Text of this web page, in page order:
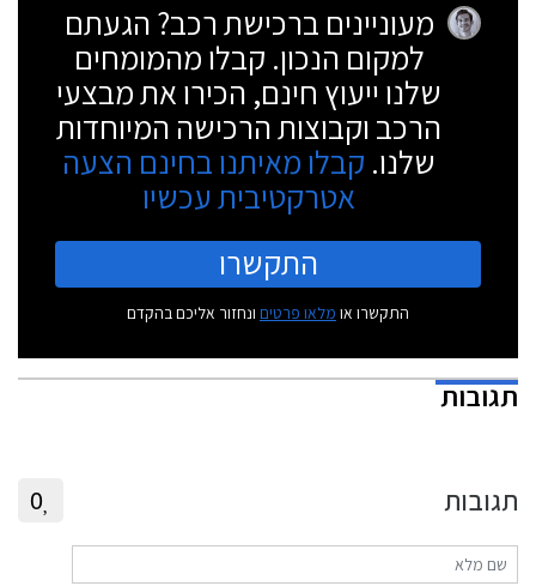
מעוניינים ברכישת רכב? הגעתם
למקום הנכון. קבלו מהמומחים
שלנו ייעוץ חינם, הכירו את מבצעי
הרכב וקבוצות הרכישה המיוחדות
שלנו. קבלו מאיתנו בחינם הצעה
אטרקטיבית עכשיו
התקשרו
התקשרו או מלאו פרטים ונחזור אליכם בהקדם
תגובות
תגובות 0